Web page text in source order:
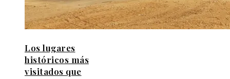
Los lugares
históricos más
visitados que